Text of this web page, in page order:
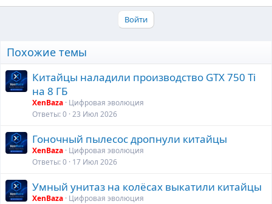
Войти
Похожие темы
Китайцы наладили производство GTX 750 Ti
на 8 ГБ
XenBaza Цифровая эволюция
Ответы 0 23 Июл 2026
Гоночный пылесос дропнули китайцы
XenBaza Цифровая эволюция
Ответы 0 17 Июл 2026
Умный унитаз на колёсах выкатили китайцы
XenBaza Цифровая эволюция